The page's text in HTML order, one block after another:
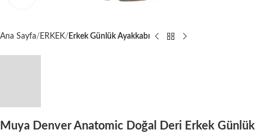
Ana Sayfa ERKEK Erkek Günlük Ayakkabı
Muya Denver Anatomic Doğal Deri Erkek Günlük